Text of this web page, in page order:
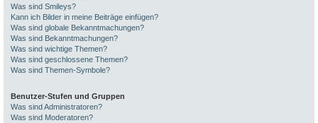
Was sind Smileys?
Kann ich Bilder in meine Beiträge einfügen?
Was sind globale Bekanntmachungen?
Was sind Bekanntmachungen?
Was sind wichtige Themen?
Was sind geschlossene Themen?
Was sind Themen-Symbole?
Benutzer-Stufen und Gruppen
Was sind Administratoren?
Was sind Moderatoren?